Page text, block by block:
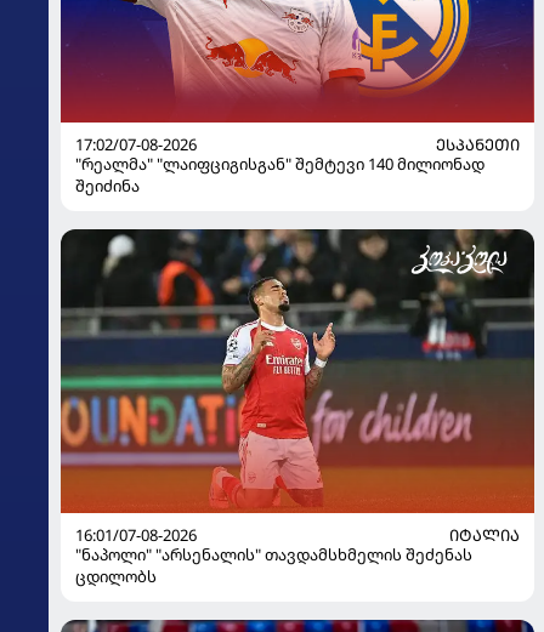
17:02/07-08-2026
ᲔᲡᲞᲐᲜᲔᲗᲘ
"რეალმა" "ლაიფციგისგან" შემტევი 140 მილიონად
შეიძინა
16:01/07-08-2026
ᲘᲢᲐᲚᲘᲐ
"ნაპოლი" "არსენალის" თავდამსხმელის შეძენას
ცდილობს